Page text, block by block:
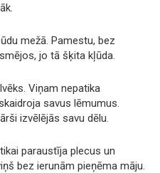
mežā. Pamestu, bez
jo tā šķita kļūda.
Viņam nepatika
savus lēmumus.
izvēlējās savu dēlu.
paraustīja plecus un
bez ierunām pieņēma māju.